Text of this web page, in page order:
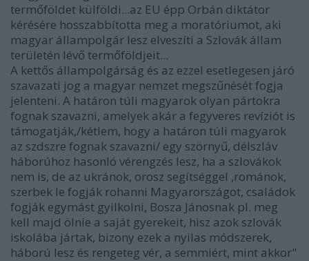
termőföldet külföldi...az EU épp Orbán diktátor
kérésére hosszabbította meg a moratóriumot, aki
magyar állampolgár lesz elveszíti a Szlovák állam
területén lévő termőföldjeit...
A kettős állampolgárság és az ezzel esetlegesen járó
szavazati jog a magyar nemzet megszűnését fogja
jelenteni. A határon túli magyarok olyan pártokra
fognak szavazni, amelyek akár a fegyveres revíziót is
támogatják,/kétlem, hogy a határon túli magyarok
az szdszre fognak szavazni/ egy szörnyű, délszláv
háborúhoz hasonló vérengzés lesz, ha a szlovákok
nem is, de az ukránok, orosz segítséggel ,románok,
szerbek le fogják rohanni Magyarországot, családok
fogják egymást gyilkolni, Bosza Jánosnak pl. meg
kell majd ölnie a saját gyerekeit, hisz azok szlovák
iskolába jártak, bizony ezek a nyilas módszerek,
háború lesz és rengeteg vér, a semmiért, mint akkor"